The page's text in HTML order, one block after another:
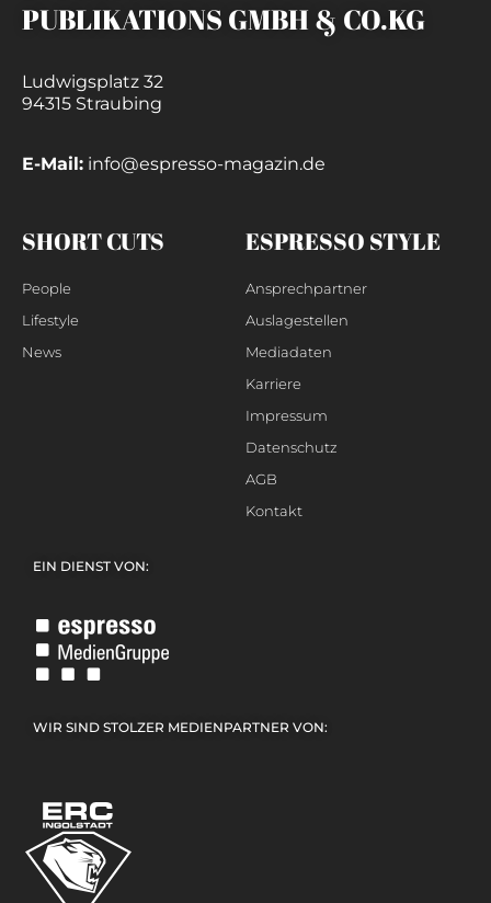
PUBLIKATIONS GMBH & CO.KG
Ludwigsplatz 32
94315 Straubing
E-Mail: info@espresso-magazin.de
SHORT CUTS
People
Lifestyle
News
ESPRESSO STYLE
Ansprechpartner
Auslagestellen
Mediadaten
Karriere
Impressum
Datenschutz
AGB
Kontakt
EIN DIENST VON:
WIR SIND STOLZER MEDIENPARTNER VON: